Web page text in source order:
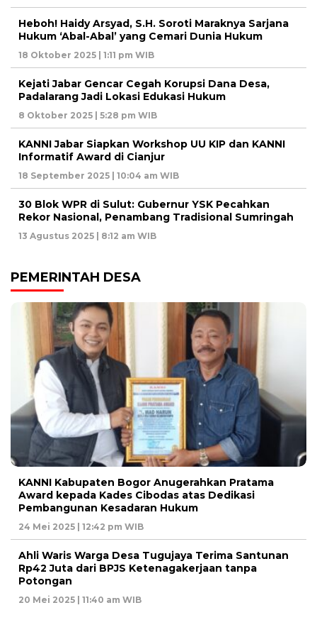
Heboh! Haidy Arsyad, S.H. Soroti Maraknya Sarjana
Hukum ‘Abal-Abal’ yang Cemari Dunia Hukum
18 Oktober 2025 | 1:11 pm WIB
Kejati Jabar Gencar Cegah Korupsi Dana Desa,
Padalarang Jadi Lokasi Edukasi Hukum
8 Oktober 2025 | 5:28 pm WIB
KANNI Jabar Siapkan Workshop UU KIP dan KANNI
Informatif Award di Cianjur
18 September 2025 | 10:04 am WIB
30 Blok WPR di Sulut: Gubernur YSK Pecahkan
Rekor Nasional, Penambang Tradisional Sumringah
13 Agustus 2025 | 8:12 am WIB
PEMERINTAH DESA
KANNI Kabupaten Bogor Anugerahkan Pratama
Award kepada Kades Cibodas atas Dedikasi
Pembangunan Kesadaran Hukum
24 Mei 2025 | 12:42 pm WIB
Ahli Waris Warga Desa Tugujaya Terima Santunan
Rp42 Juta dari BPJS Ketenagakerjaan tanpa
Potongan
20 Mei 2025 | 11:40 am WIB